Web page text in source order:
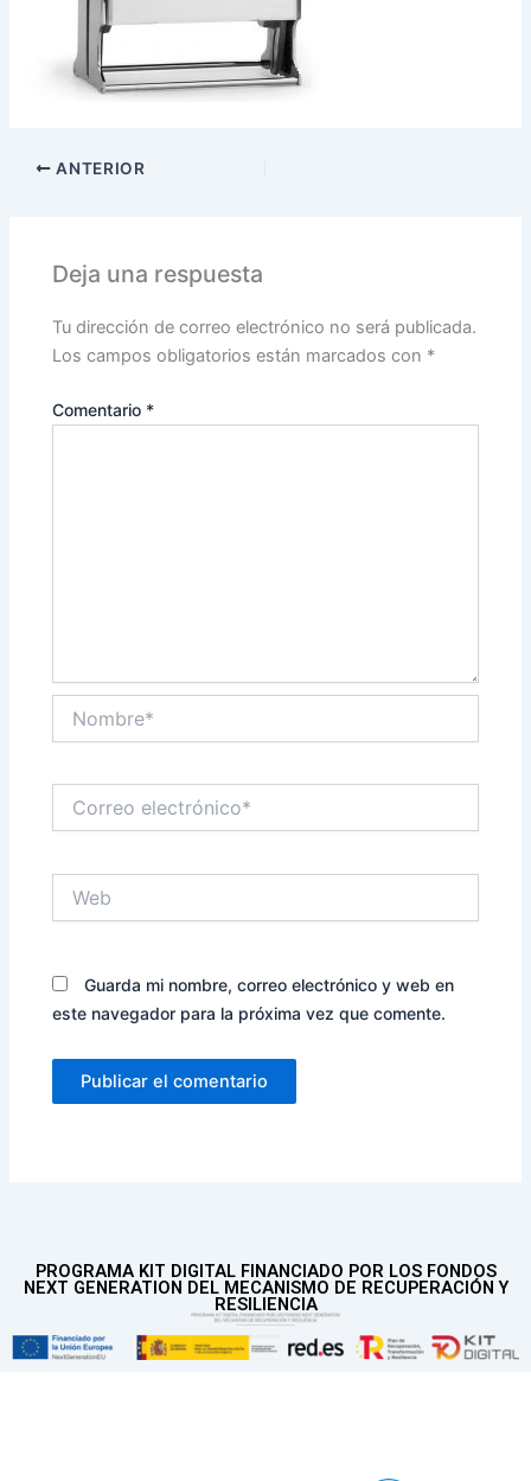
ANTERIOR
Deja una respuesta
Tu dirección de correo electrónico no será publicada.
Los campos obligatorios están marcados con *
Comentario *
electrónico*
Guarda mi nombre, correo electrónico y web en
este navegador para la próxima vez que comente.
PROGRAMA KIT DIGITAL FINANCIADO POR LOS FONDOS
NEXT GENERATION DEL MECANISMO DE RECUPERACIÓN Y
RESILIENCIA